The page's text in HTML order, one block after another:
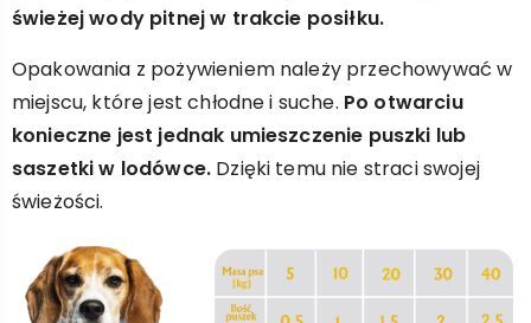
świeżej wody pitnej w trakcie posiłku.
Opakowania z pożywieniem należy przechowywać w
miejscu, które jest chłodne i suche. Po otwarciu
konieczne jest jednak umieszczenie puszki lub
saszetki w lodówce. Dzięki temu nie straci swojej
świeżości.